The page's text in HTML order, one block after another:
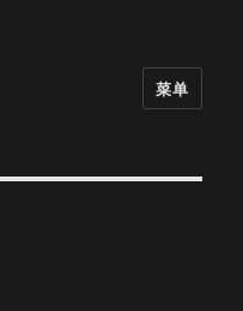
菜单